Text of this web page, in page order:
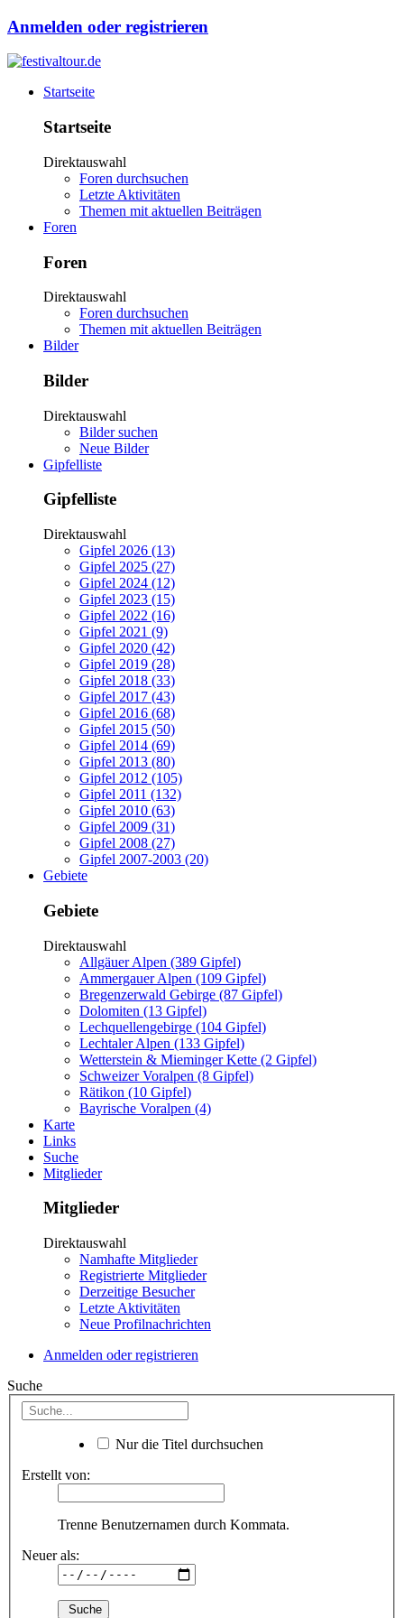
Anmelden oder registrieren
Startseite
Startseite
Direktauswahl
Foren durchsuchen
Letzte Aktivitäten
Themen mit aktuellen Beiträgen
Foren
Foren
Direktauswahl
Foren durchsuchen
Themen mit aktuellen Beiträgen
Bilder
Bilder
Direktauswahl
Bilder suchen
Neue Bilder
Gipfelliste
Gipfelliste
Direktauswahl
Gipfel 2026 (13)
Gipfel 2025 (27)
Gipfel 2024 (12)
Gipfel 2023 (15)
Gipfel 2022 (16)
Gipfel 2021 (9)
Gipfel 2020 (42)
Gipfel 2019 (28)
Gipfel 2018 (33)
Gipfel 2017 (43)
Gipfel 2016 (68)
Gipfel 2015 (50)
Gipfel 2014 (69)
Gipfel 2013 (80)
Gipfel 2012 (105)
Gipfel 2011 (132)
Gipfel 2010 (63)
Gipfel 2009 (31)
Gipfel 2008 (27)
Gipfel 2007-2003 (20)
Gebiete
Gebiete
Direktauswahl
Allgäuer Alpen (389 Gipfel)
Ammergauer Alpen (109 Gipfel)
Bregenzerwald Gebirge (87 Gipfel)
Dolomiten (13 Gipfel)
Lechquellengebirge (104 Gipfel)
Lechtaler Alpen (133 Gipfel)
Wetterstein & Mieminger Kette (2 Gipfel)
Schweizer Voralpen (8 Gipfel)
Rätikon (10 Gipfel)
Bayrische Voralpen (4)
Karte
Links
Suche
Mitglieder
Mitglieder
Direktauswahl
Namhafte Mitglieder
Registrierte Mitglieder
Derzeitige Besucher
Letzte Aktivitäten
Neue Profilnachrichten
Anmelden oder registrieren
Suche
Nur die Titel durchsuchen
Erstellt von:
Trenne Benutzernamen durch Kommata.
Neuer als: